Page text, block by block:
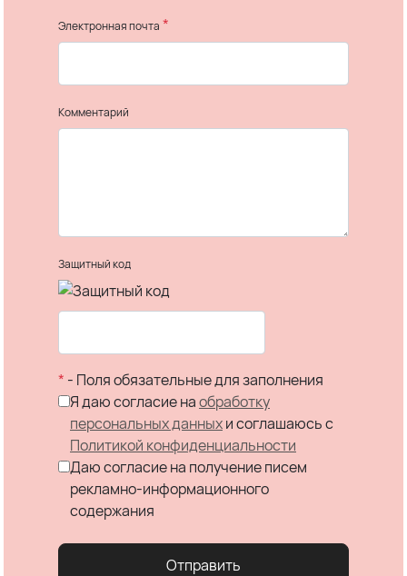
Электронная почта *
Комментарий
Защитный код
* - Поля обязательные для заполнения
Я даю согласие наобработку
персональных данныхи соглашаюсь c
Политикой конфиденциальности
Даю согласие на получение писем
рекламно-информационного
содержания
Отправить